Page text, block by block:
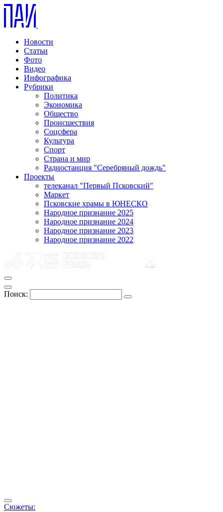
Новости
Статьи
Фото
Видео
Инфографика
Рубрики
Политика
Экономика
Общество
Происшествия
Соцсфера
Культура
Спорт
Страна и мир
Радиостанция "Серебряный дождь"
Проекты
телеканал "Первый Псковский"
Маркет
Псковские храмы в ЮНЕСКО
Народное признание 2025
Народное признание 2024
Народное признание 2023
Народное признание 2022
Поиск:
Сюжеты: